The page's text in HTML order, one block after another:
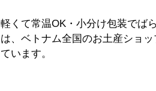
軽くて常温OK・小分け包装でば
は、ベトナム全国のお土産ショ
ています。